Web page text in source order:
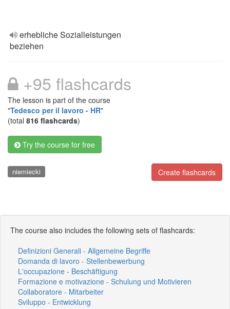
erhebliche Sozialleistungen
beziehen
+95 flashcards
The lesson is part of the course
"Tedesco per il lavoro - HR"
(total 816 flashcards)
Try the course for free
Create flashcards
niemiecki
The course also includes the following sets of flashcards:
Definizioni Generali - Allgemeine Begriffe
Domanda di lavoro - Stellenbewerbung
L'occupazione - Beschäftigung
Formazione e motivazione - Schulung und Motivieren
Collaboratore - Mitarbeiter
Sviluppo - Entwicklung